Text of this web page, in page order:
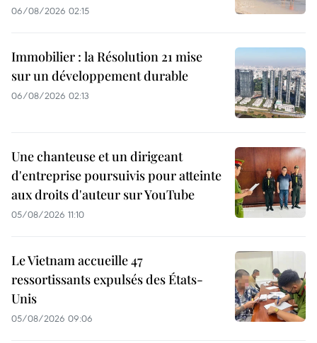
06/08/2026 02:15
Immobilier : la Résolution 21 mise
sur un développement durable
06/08/2026 02:13
Une chanteuse et un dirigeant
d'entreprise poursuivis pour atteinte
aux droits d'auteur sur YouTube
05/08/2026 11:10
Le Vietnam accueille 47
ressortissants expulsés des États-
Unis
05/08/2026 09:06